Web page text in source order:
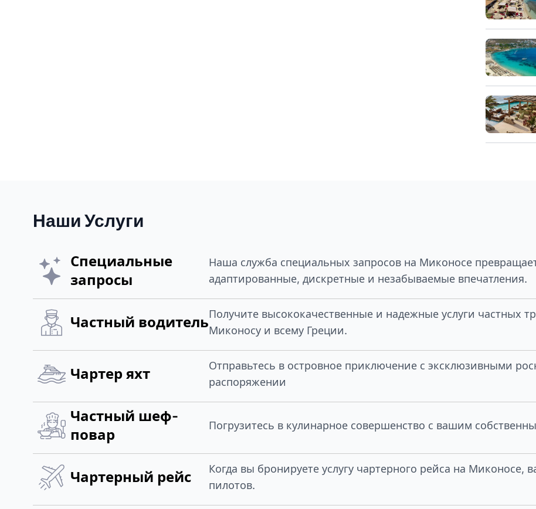
Наши Услуги
Специальные
запросы
Наша служба специальных запросов на Миконосе
адаптированные, дискретные и незабываемые впечатления.
Частный водительПолучите высококачественные и надежные услуги частных
Миконосу и всему Греции.
Чартер яхт
Отправьтесь в островное приключение с эксклюзивными
распоряжении
Частный шеф-
повар
Погрузитесь в кулинарное совершенство с вашим
Чартерный рейс
Когда вы бронируете услугу чартерного рейса на Миконосе,
пилотов.